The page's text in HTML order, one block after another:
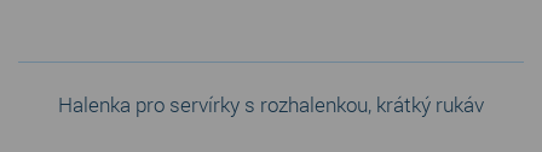
Halenka pro servírky s rozhalenkou, krátký rukáv